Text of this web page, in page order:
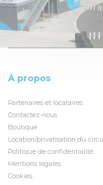
À propos
Partenaires et locataires
Contactez-nous
Boutique
Location/privatisation du
Politique de confidentialité
Mentions légales
Cookies